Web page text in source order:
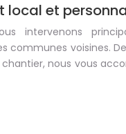
local et
intervenons
communes voisines.
nous vous